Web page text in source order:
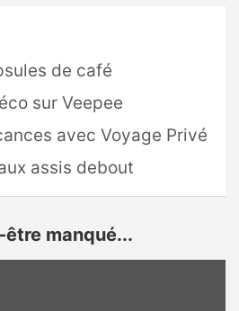
de café
sur Veepee
avec Voyage Privé
assis debout
manqué...